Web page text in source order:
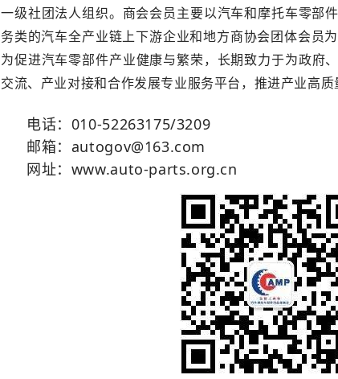
一级社团 法 人组 织。 商会会员 主要以汽车和摩托车零部件
务类的汽车全产业链 上下游企业和地方商协会 团体会员为
为促进汽车零部件产业健康与繁荣，长期 致力于为政府
交流、产业对接和合作发展专业服务平台，推进产业高质
电话：010-52263175/3209
邮箱：autogov@163.com
网址：www.auto-parts.org.cn